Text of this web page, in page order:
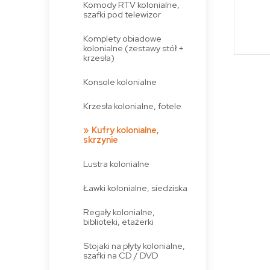
Komody RTV kolonialne,
szafki pod telewizor
Komplety obiadowe
kolonialne (zestawy stół +
krzesła)
Konsole kolonialne
Krzesła kolonialne, fotele
Kufry kolonialne,
skrzynie
Lustra kolonialne
Ławki kolonialne, siedziska
Regały kolonialne,
biblioteki, etażerki
Stojaki na płyty kolonialne,
szafki na CD / DVD